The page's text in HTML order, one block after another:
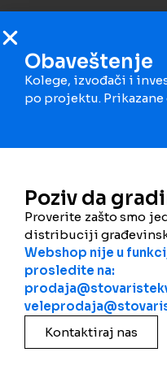
Šifra proizvoda:1091
Kategorija:
Dodatne informacije
DIMENZIJE
Obaveštenje
Kolege, izvođači i
po projektu.
Poziv da
Proverite zašto smo
distribuciji
Webshop nije u
prosledite na:
Kontaktiraj nas